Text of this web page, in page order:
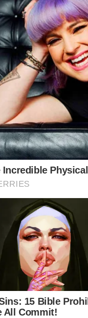
de música e teste
qualidade
só do
pela caixa e a
usado é o
do celular no
modelos. Comece
exageradas que